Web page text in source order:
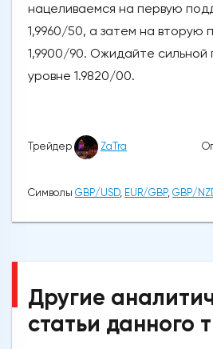
нацеливаемся на первую
1,9960/50, а затем на вторую
1,9900/90. Ожидайте сильной
уровне 1.9820/00.
Трейдер ZaTra
Символы GBP/USD, EUR/GBP, GBP/
Другие
статьи данного